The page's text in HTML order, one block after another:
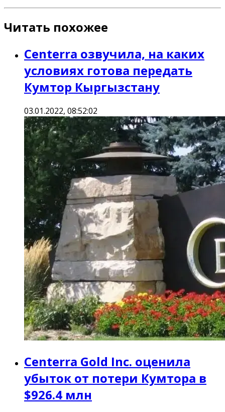
Читать похожее
Centerra озвучила, на каких
условиях готова передать
Кумтор Кыргызстану
03.01.2022, 08:52:02
Centerra Gold Inc. оценила
убыток от потери Кумтора в
$926.4 млн